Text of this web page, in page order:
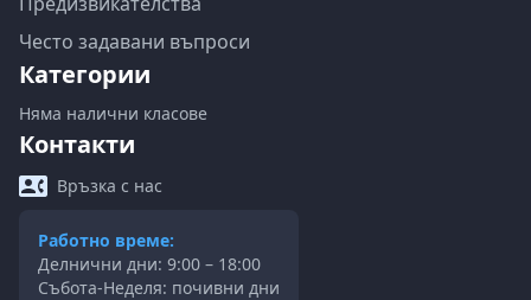
Често задавани въпроси
Категории
Няма налични класове
Контакти
Връзка с нас
Работно време:
Делнични дни: 9:00 – 18:00
Събота-Неделя: почивни дни